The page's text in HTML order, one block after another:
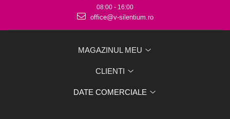
08:00 - 16:00
office@v-silentium.ro
MAGAZINUL MEU
CLIENTI
DATE COMERCIALE